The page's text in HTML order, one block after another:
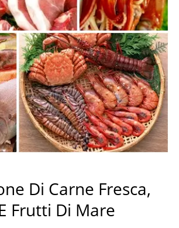
Di Carne Fresca,
Frutti Di Mare